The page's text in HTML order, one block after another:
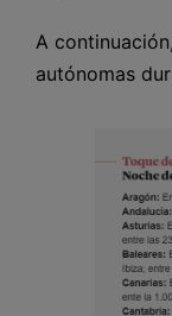
A
autónomas